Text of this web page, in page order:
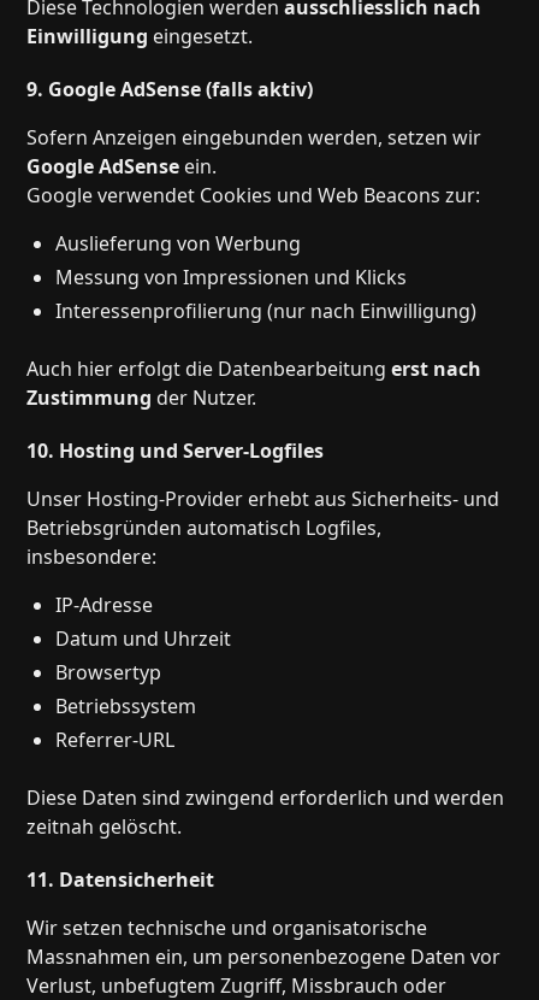
Diese Technologien werdenausschliesslich nach
Einwilligung eingesetzt.
9. Google AdSense (falls aktiv)
Sofern Anzeigen eingebunden werden, setzen wir
Google AdSense ein.
Google verwendet Cookies und Web Beacons zur:
Auslieferung von Werbung
Messung von Impressionen und Klicks
Interessenprofilierung (nur nach Einwilligung)
Auch hier erfolgt die Datenbearbeitungerst nach
Zustimmung der Nutzer.
10. Hosting und Server-Logfiles
Unser Hosting-Provider erhebt aus Sicherheits- und
Betriebsgründen automatisch Logfiles,
insbesondere:
IP-Adresse
Datum und Uhrzeit
Browsertyp
Betriebssystem
Referrer-URL
Diese Daten sind zwingend erforderlich und werden
zeitnah gelöscht.
11. Datensicherheit
Wir setzen technische und organisatorische
Massnahmen ein, um personenbezogene Daten vor
Verlust, unbefugtem Zugriff, Missbrauch oder